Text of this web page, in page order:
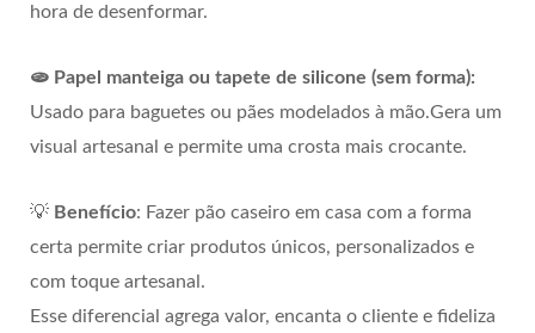
hora de desenformar.
🫓 Papel manteiga ou tapete de silicone (sem forma):
Usado para baguetes ou pães modelados à mão.Gera um
visual artesanal e permite uma crosta mais crocante.
💡 Benefício: Fazer pão caseiro em casa com a forma
certa permite criar produtos únicos, personalizados e
com toque artesanal.
Esse diferencial agrega valor, encanta o cliente e fideliza